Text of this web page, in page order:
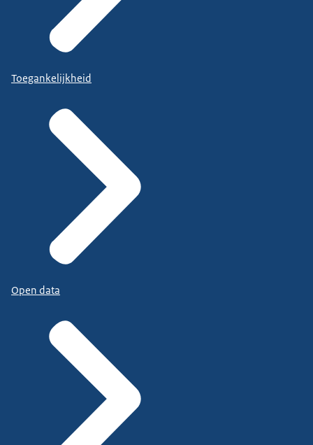
Toegankelijkheid
Open data